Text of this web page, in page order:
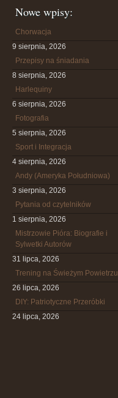
Nowe wpisy:
Chorwacja
9 sierpnia, 2026
Przepisy na śniadania
8 sierpnia, 2026
Harlequiny
6 sierpnia, 2026
Fotografia
5 sierpnia, 2026
Sport i Integracja
4 sierpnia, 2026
Andy (Ameryka Południowa)
3 sierpnia, 2026
Pytania od czytelników
1 sierpnia, 2026
Mistrzowie Pióra: Biografie i
Sylwetki Autorów
31 lipca, 2026
Trening na Świeżym Powietrzu
26 lipca, 2026
DIY: Patriotyczne Przeróbki
24 lipca, 2026